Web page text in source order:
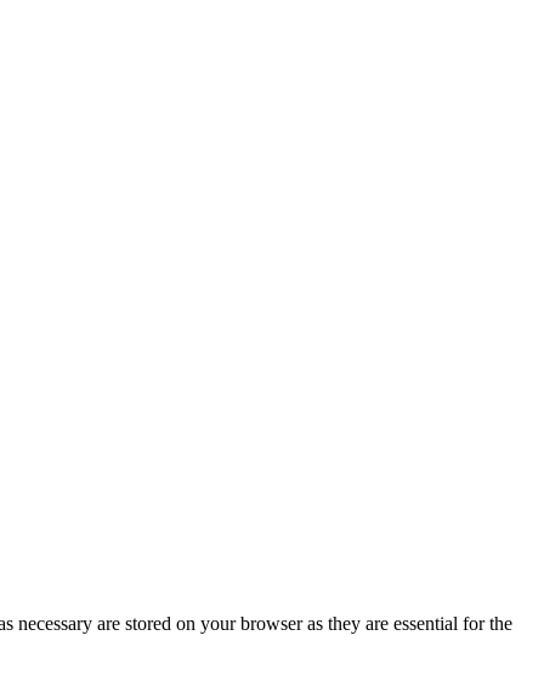
are stored on your browser as they are essential for the